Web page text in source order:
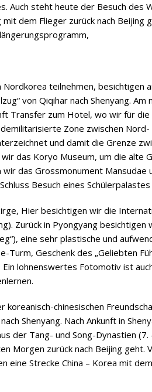
Auch steht heute der Besuch des
dem Flieger zurück nach Beijing
teilnehmen, besichtigen
von Qiqihar nach Shenyang.
Transfer zum Hotel, wo wir für
Zone zwischen
und damit die Grenze
das Koryo Museum, um die alte
wir das Grossmonument
Besuch eines
Hier besichtigen wir die
Zurück in Pyongyang
eine sehr plastische und
Turm, Geschenk des „Geliebten
lohnenswertes Fotomotiv ist
chinesischen
Shenyang. Nach Ankunft in
der Tang- und Song-Dynastien (7.
Morgen zurück nach Beijing geht.
eine Strecke China – Korea mit